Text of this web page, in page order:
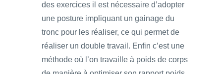
des exercices il est nécessaire d’adopter
une posture impliquant un gainage du
tronc pour les réaliser, ce qui permet de
réaliser un double travail. Enfin c’est une
méthode où l’on travaille à poids de corps